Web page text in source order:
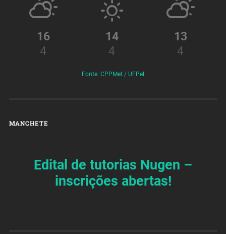
16
4
14
4
13
4
Fonte: CPPMet / UFPel
MANCHETE
Edital de tutorias Nugen –
inscrições abertas!